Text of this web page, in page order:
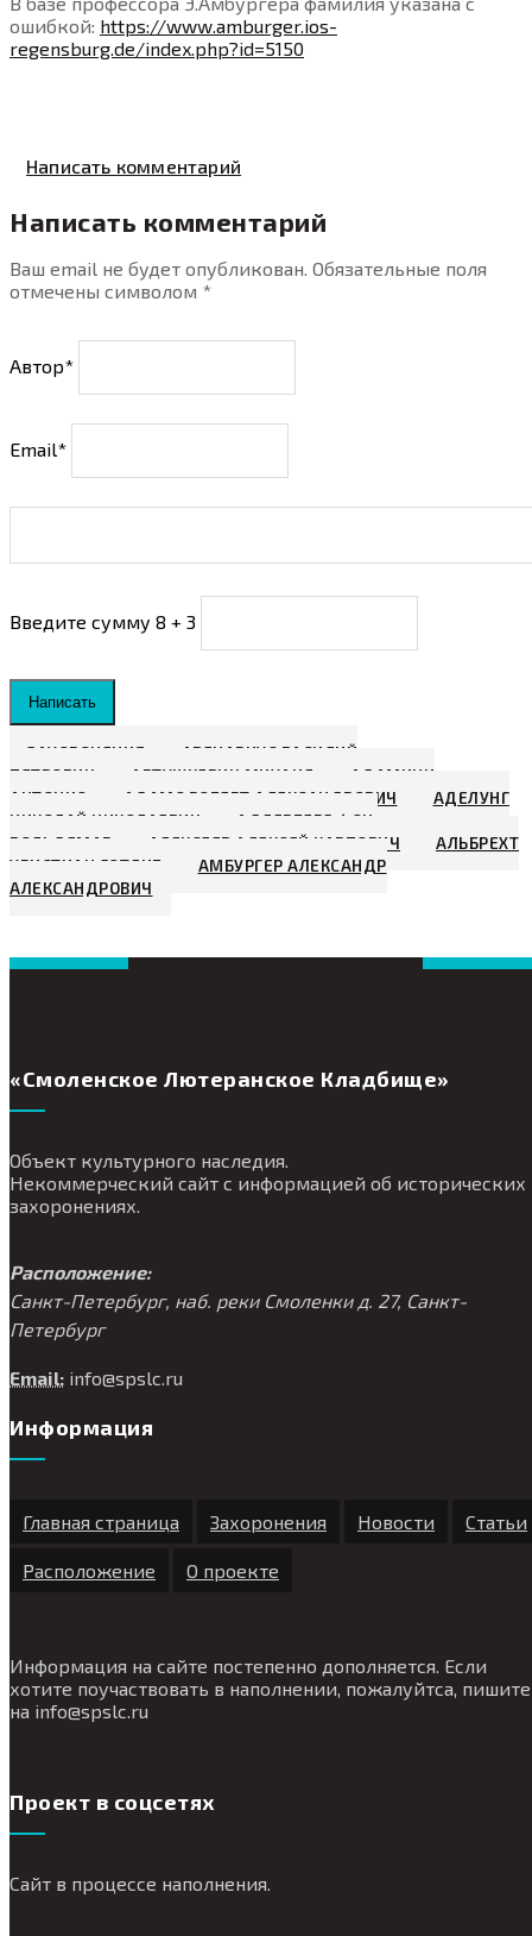
ошибкой: https://www.amburger.ios-
regensburg.de/index.php?id=5150
Написать комментарий
Написать комментарий
Ваш email не будет опубликован. Обязательные поля
отмечены символом *
Автор*
Email*
Введите сумму 8 + 3
Написать
ЗАХОРОНЕНИЯ
АВЕНАРИУС ВАСИЛИЙ
ПЕТРОВИЧ
АВТУШКЕВИЧ МИХАИЛ
АДАМИНИ
АНТОНИО
АДАМС РОБЕРТ АЛЕКСАНДРОВИЧ
АДЕЛУНГ
НИКОЛАЙ НИКОЛАЕВИЧ
АДЛЕРБЕРГ ФОН,
ВОЛЬДЕМАР
АЛЕКСЕЕВ АЛЕКСЕЙ КАРПОВИЧ
АЛЬБРЕХТ
ХРИСТИАН ГОТЛИБ
АМБУРГЕР АЛЕКСАНДР
АЛЕКСАНДРОВИЧ
«Смоленское Лютеранское Кладбище»
Объект культурного наследия.
Некоммерческий сайт с информацией об исторических
захоронениях.
Расположение:
Санкт-Петербург, наб. реки Смоленки д. 27, Санкт-
Петербург
Email: info@spslc.ru
Информация
Главная страница Захоронения Новости Статьи
Расположение О проекте
Информация на сайте постепенно дополняется. Если
хотите поучаствовать в наполнении, пожалуйтса, пишите
на info@spslc.ru
Проект в соцсетях
Сайт в процессе наполнения.